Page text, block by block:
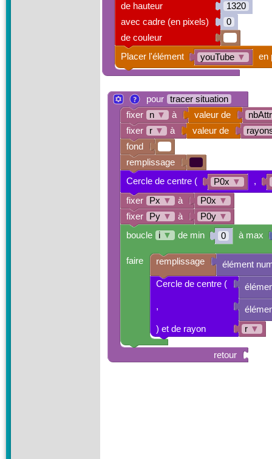
1320
0
youTube ▼
Placer l'élément en
de hauteur
avec cadre (en pixels)
de couleur
valeur de
valeur de
P0x ▼
P0x ▼
P0y ▼
0
élément
r ▼
Cercle de centre (
,
) et de rayon
remplissage
boucle i ▼ de min à max
faire
fixer Py ▼ à
fixer Px ▼ à
Cercle de centre ( ,
remplissage
fond
fixer r ▼ à
fixer n ▼ à
pour tracer situation
retour